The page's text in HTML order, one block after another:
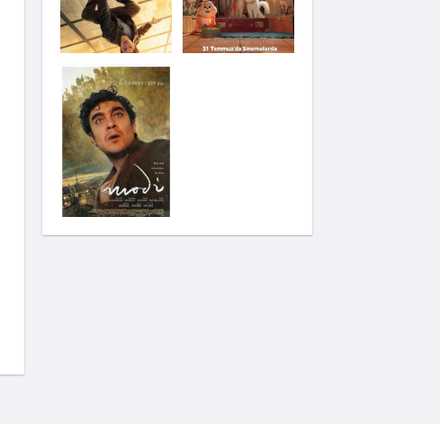
Saplantı
Modi: Deliliğin
Kanadında Üç Gün